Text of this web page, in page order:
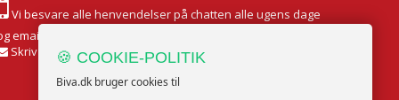
Vi besvare alle henvendelser på chatten alle ugens dage
email Mandag til Fredag
Skriv til os🍪 COOKIE-POLITIK
Biva.dk bruger cookies til